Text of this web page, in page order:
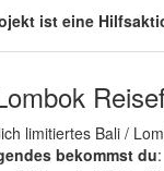
ist eine
limitiertes Bali /
bekommst du: